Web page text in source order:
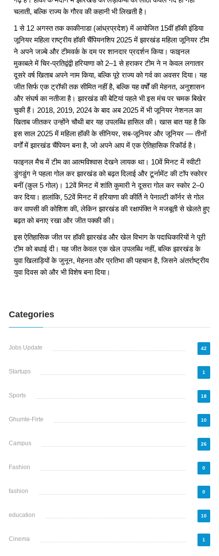
चलाती, बल्कि राज्य के गौरव की कहानी भी लिखती है।
1 से 12 अगस्त तक काकीनाडा (आंध्रप्रदेश) में आयोजित 15वीं हॉकी इंडिया
जूनियर महिला राष्ट्रीय हॉकी चैंपियनशिप 2025में झारखंड महिला जूनियर टीम
ने अपने जज़्बे और टीमवर्क के दम पर शानदार प्रदर्शन किया। फाइनल
मुकाबले में चिर-प्रतिद्वंद्वी हरियाणा को 2–1 से हराकर टीम ने न केवल लगातार
दूसरे वर्ष खिताब अपने नाम किया, बल्कि पूरे राज्य को गर्व का अवसर दिया। यह
जीत सिर्फ एक ट्रॉफी तक सीमित नहीं है, बल्कि यह वर्षों की मेहनत, अनुशासन
और संघर्ष का नतीजा है। झारखंड की बेटियां पहले भी इस मंच पर चमक बिखेर
चुकी हैं। 2018, 2019, 2024 के बाद अब 2025 में भी जूनियर नेशनल का
खिताब जीतकर उन्होंने चौथी बार यह उपलब्धि हासिल की। खास बात यह है कि
इस साल 2025 में महिला हॉकी के सीनियर, सब-जूनियर और जूनियर — तीनों
वर्गों में झारखंड चैंपियन बना है, जो अपने आप में एक ऐतिहासिक रिकॉर्ड है।
फाइनल मैच में टीम का आत्मविश्वास देखने लायक था। 10वें मिनट में स्वीटी
डुंगडुंग ने पहला गोल कर झारखंड को बढ़त दिलाई और टूर्नामेंट की टॉप स्कोरर
बनीं (कुल 5 गोल)। 12वें मिनट में शांति कुमारी ने दूसरा गोल कर स्कोर 2–0
कर दिया। हालांकि, 52वें मिनट में हरियाणा की कीर्ति ने पेनाल्टी कॉर्नर से गोल
कर वापसी की कोशिश की, लेकिन झारखंड की रक्षापंक्ति ने मजबूती से खेलते हुए
बढ़त को बनाए रखा और जीत पक्की की।
इस ऐतिहासिक जीत पर हॉकी झारखंड और खेल विभाग के पदाधिकारियों ने पूरी
टीम को बधाई दी। यह जीत केवल एक खेल उपलब्धि नहीं, बल्कि झारखंड के
युवा खिलाड़ियों के जुनून, मेहनत और प्रतिभा की पहचान है, जिसने अंतर्राष्ट्रीय
युवा दिवस को और भी विशेष बना दिया।
Categories
Jobs Update 42
Startups 1
Sports 18
Ghumte-Firte 10
Campus 26
Fashion 0
fashion 0
education 10
Cinema 1